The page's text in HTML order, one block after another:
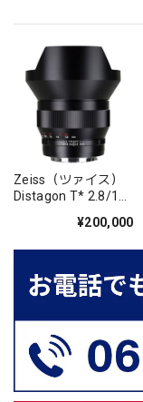
Zeiss（ツァイス）
Distagon T* 2.8/15
¥200,000